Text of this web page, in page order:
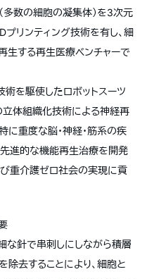
多数の細胞の凝集体）を3次元
リンティング技術を有し、細
生する再生医療ベンチャーで
術を駆使したロボットスーツ
立体組織化技術による神経再
に重度な脳・神経・筋系の疾
進的な機能再生治療を開発
重介護ゼロ社会の実現に貢
な針で串刺しにしながら積層
除去することにより、細胞と